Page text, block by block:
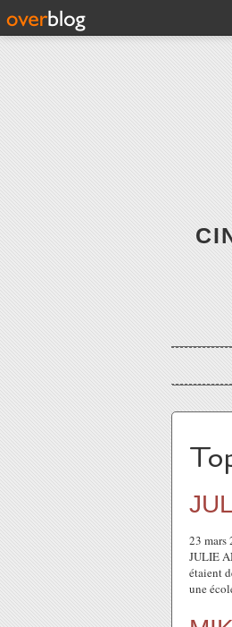
23 mars
JULIE
étaient
une